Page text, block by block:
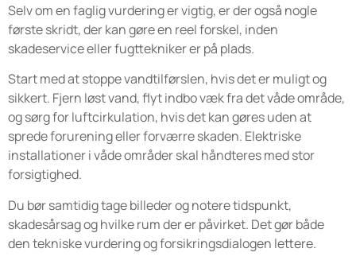
Selv om en faglig vurdering er vigtig, er der også nogle
første skridt, der kan gøre en reel forskel, inden
skadeservice eller fugttekniker er på plads.
Start med at stoppe vandtilførslen, hvis det er muligt og
sikkert. Fjern løst vand, flyt indbo væk fra det våde område,
og sørg for luftcirkulation, hvis det kan gøres uden at
sprede forurening eller forværre skaden. Elektriske
installationer i våde områder skal håndteres med stor
forsigtighed.
Du bør samtidig tage billeder og notere tidspunkt,
skadesårsag og hvilke rum der er påvirket. Det gør både
den tekniske vurdering og forsikringsdialogen lettere.